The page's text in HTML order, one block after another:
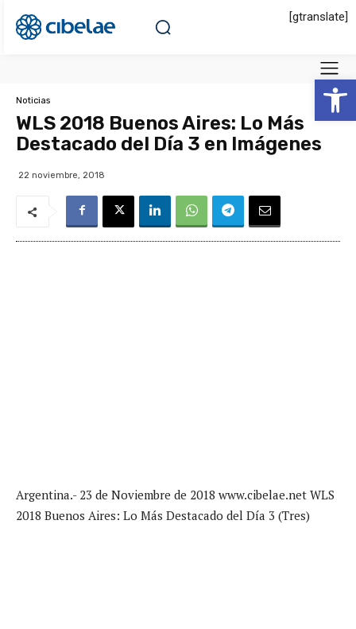
Abrir
[gtranslate]
Noticias
WLS 2018 Buenos Aires: Lo Más
Destacado del Día 3 en Imágenes
22 noviembre, 2018
Argentina.- 23 de Noviembre de 2018 www.cibelae.net WLS
2018 Buenos Aires: Lo Más Destacado del Día 3 (Tres)